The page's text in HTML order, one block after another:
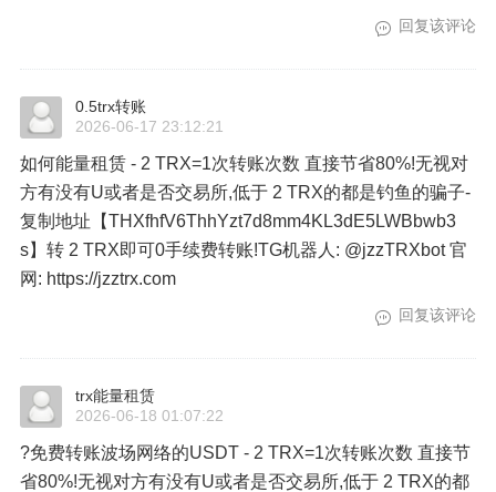
回复该评论
0.5trx转账
2026-06-17 23:12:21
如何能量租赁 - 2 TRX=1次转账次数 直接节省80%!无视对
方有没有U或者是否交易所,低于 2 TRX的都是钓鱼的骗子-
复制地址【THXfhfV6ThhYzt7d8mm4KL3dE5LWBbwb3
s】转 2 TRX即可0手续费转账!TG机器人: @jzzTRXbot 官
网: https://jzztrx.com
回复该评论
trx能量租赁
2026-06-18 01:07:22
?免费转账波场网络的USDT - 2 TRX=1次转账次数 直接节
省80%!无视对方有没有U或者是否交易所,低于 2 TRX的都